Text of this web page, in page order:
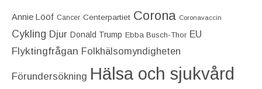
Annie Lööf Cancer Centerpartiet‎ Corona Coronavaccin
Cykling Djur Donald Trump Ebba Busch-Thor EU
Flyktingfrågan Folkhälsomyndigheten
Förundersökning Hälsa och sjukvård